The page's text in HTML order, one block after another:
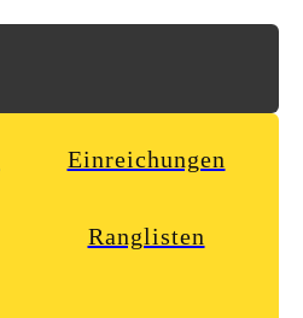
Einreichungen
Ranglisten